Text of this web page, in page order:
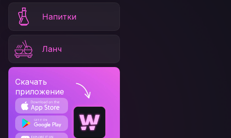
Напитки
Ланч
Скачать
приложение